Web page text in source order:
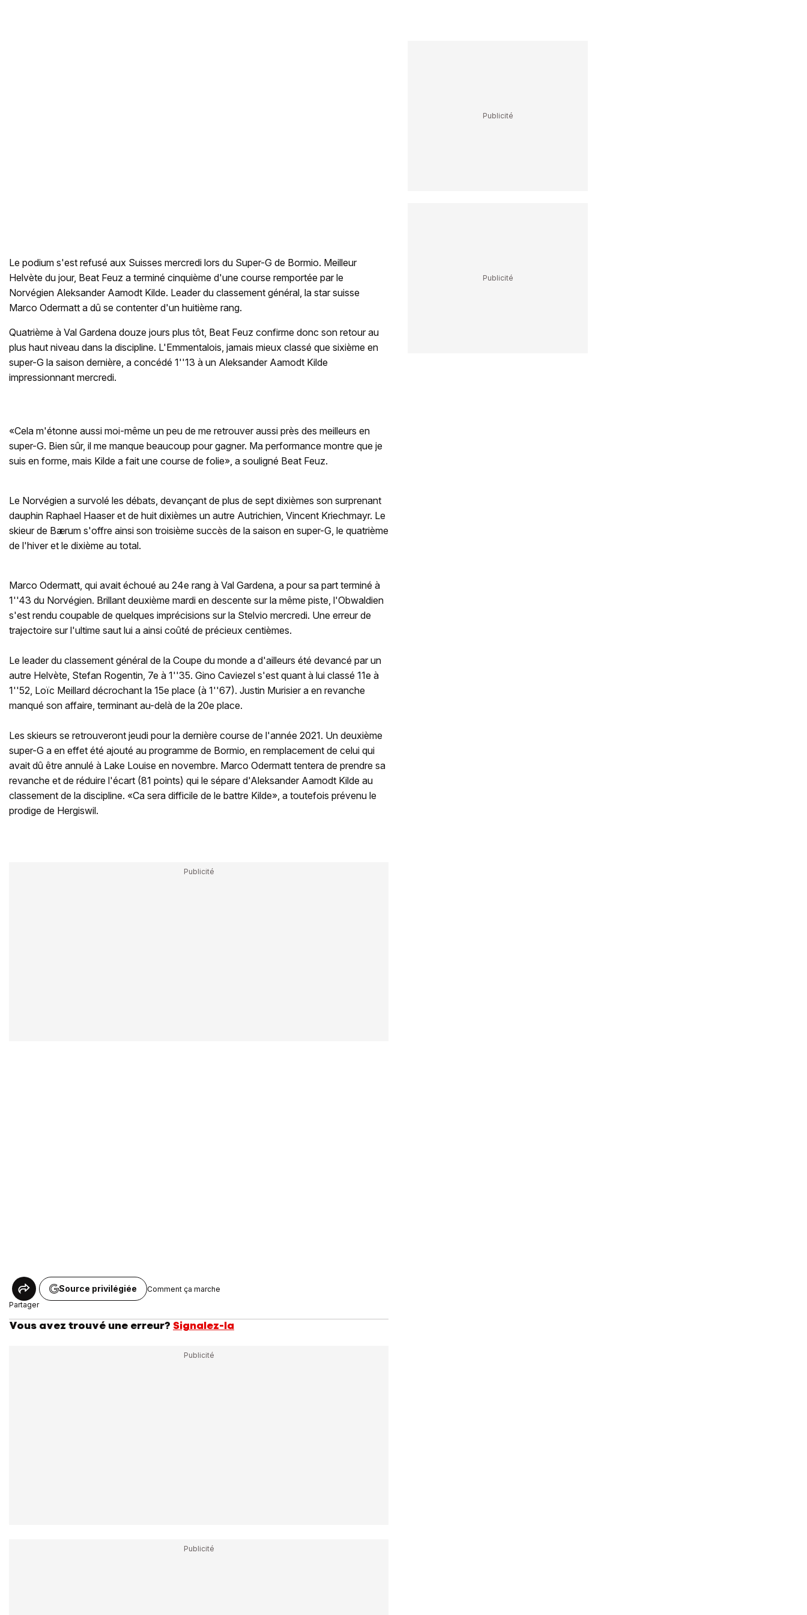
Le podium s'est refusé aux Suisses mercredi lors du Super-G de Bormio. Meilleur
Helvète du jour, Beat Feuz a terminé cinquième d'une course remportée par le
Norvégien Aleksander Aamodt Kilde. Leader du classement général, la star suisse
Marco Odermatt a dû se contenter d'un huitième rang.
Quatrième à Val Gardena douze jours plus tôt, Beat Feuz confirme donc son retour au
plus haut niveau dans la discipline. L'Emmentalois, jamais mieux classé que sixième en
super-G la saison dernière, a concédé 1''13 à un Aleksander Aamodt Kilde
impressionnant mercredi.
«Cela m'étonne aussi moi-même un peu de me retrouver aussi près des meilleurs en
super-G. Bien sûr, il me manque beaucoup pour gagner. Ma performance montre que je
suis en forme, mais Kilde a fait une course de folie», a souligné Beat Feuz.
Le Norvégien a survolé les débats, devançant de plus de sept dixièmes son surprenant
dauphin Raphael Haaser et de huit dixièmes un autre Autrichien, Vincent Kriechmayr. Le
skieur de Bærum s'offre ainsi son troisième succès de la saison en super-G, le quatrième
de l'hiver et le dixième au total.
Marco Odermatt, qui avait échoué au 24e rang à Val Gardena, a pour sa part terminé à
1''43 du Norvégien. Brillant deuxième mardi en descente sur la même piste, l'Obwaldien
s'est rendu coupable de quelques imprécisions sur la Stelvio mercredi. Une erreur de
trajectoire sur l'ultime saut lui a ainsi coûté de précieux centièmes.
Le leader du classement général de la Coupe du monde a d'ailleurs été devancé par un
autre Helvète, Stefan Rogentin, 7e à 1''35. Gino Caviezel s'est quant à lui classé 11e à
1''52, Loïc Meillard décrochant la 15e place (à 1''67). Justin Murisier a en revanche
manqué son affaire, terminant au-delà de la 20e place.
Les skieurs se retrouveront jeudi pour la dernière course de l'année 2021. Un deuxième
super-G a en effet été ajouté au programme de Bormio, en remplacement de celui qui
avait dû être annulé à Lake Louise en novembre. Marco Odermatt tentera de prendre sa
revanche et de réduire l'écart (81 points) qui le sépare d'Aleksander Aamodt Kilde au
classement de la discipline. «Ca sera difficile de le battre Kilde», a toutefois prévenu le
prodige de Hergiswil.
Partager
Source privilégiée Comment ça marche
Vous avez trouvé une erreur? Signalez-la